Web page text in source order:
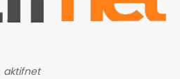
aktifnet